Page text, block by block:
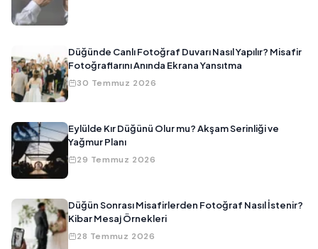
Düğünde Canlı Fotoğraf Duvarı Nasıl Yapılır? Misafir
Fotoğraflarını Anında Ekrana Yansıtma
30 Temmuz 2026
Eylülde Kır Düğünü Olur mu? Akşam Serinliği ve
Yağmur Planı
29 Temmuz 2026
Düğün Sonrası Misafirlerden Fotoğraf Nasıl İstenir?
Kibar Mesaj Örnekleri
28 Temmuz 2026